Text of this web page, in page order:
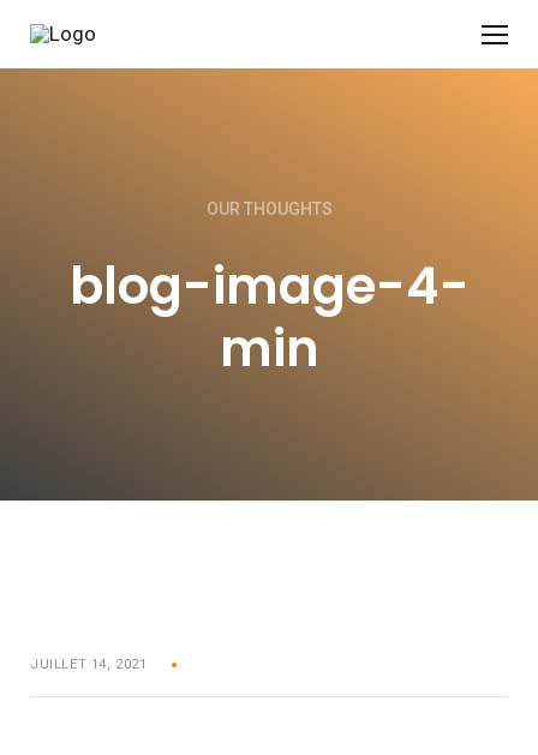
OUR THOUGHTS
blog-image-4-
min
JUILLET 14, 2021